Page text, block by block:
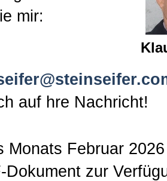
mir:
auf hre Nachricht!
Monats Februar
Dokument zur